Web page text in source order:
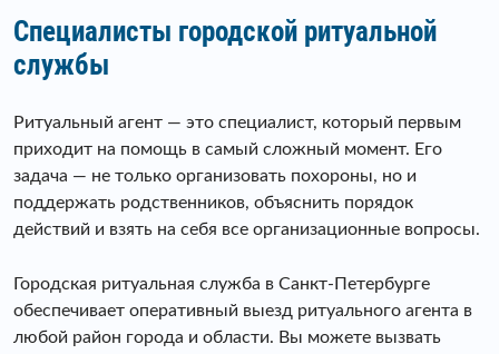
Специалисты городской ритуальной
службы
Ритуальный агент — это специалист, который первым
приходит на помощь в самый сложный момент. Его
задача — не только организовать похороны, но и
поддержать родственников, объяснить порядок
действий и взять на себя все организационные вопросы.
Городская ритуальная служба в Санкт-Петербурге
обеспечивает оперативный выезд ритуального агента в
любой район города и области. Вы можете вызвать